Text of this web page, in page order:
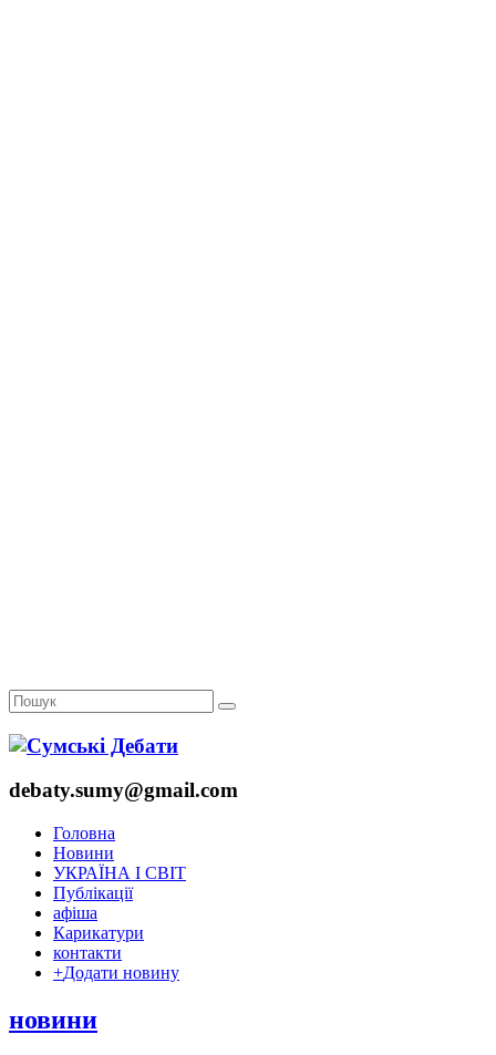
debaty.sumy@gmail.com
Головна
Новини
УКРАЇНА І СВІТ
Публікації
афіша
Карикатури
контакти
+Додати новину
новини